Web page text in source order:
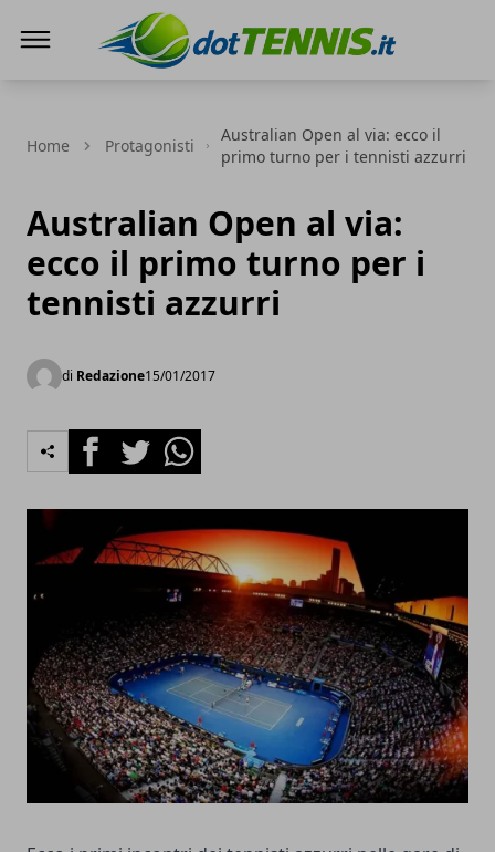
Home Protagonisti
Australian Open al via: ecco il
primo turno per i tennisti azzurri
Australian Open al via:
ecco il primo turno per i
tennisti azzurri
di Redazione15/01/2017
FacebookTwitterWhatsapp